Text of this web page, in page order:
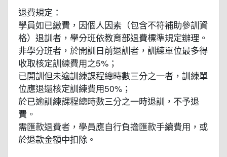
退費規定：
學員如已繳費，因個人因素（包含不符補助參訓資
格）退訓者，學分班依教育部退費標準規定辦理。
非學分班者，於開訓日前退訓者，訓練單位最多得
收取核定訓練費用之5%；
已開訓但未逾訓練課程總時數三分之一者，訓練單
位應退還核定訓練費用50%；
於已逾訓練課程總時數三分之一時退訓，不予退
費。
需匯款退費者，學員應自行負擔匯款手續費用，或
於退款金額中扣除。